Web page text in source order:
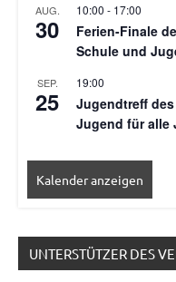
AUG.
30
10:00 - 17:00
Ferien-Finale
Schule und
SEP.
25
19:00
Jugendtreff
Jugend für alle
Kalender anzeigen
UNTERSTÜTZER DES